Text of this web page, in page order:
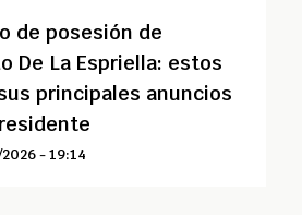
de posesión de
De La Espriella: estos
principales anuncios
- 19:14